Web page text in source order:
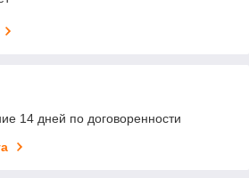
14 дней по договоренности